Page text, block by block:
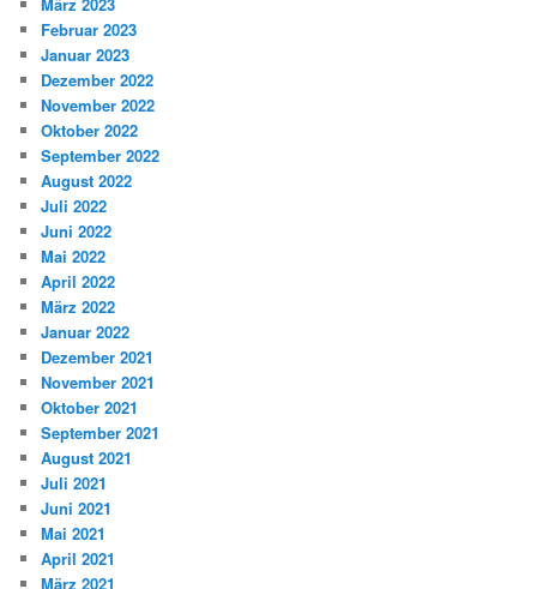
Februar 2023
Januar 2023
Dezember 2022
November 2022
Oktober 2022
September 2022
August 2022
Juli 2022
Juni 2022
Mai 2022
April 2022
März 2022
Januar 2022
Dezember 2021
November 2021
Oktober 2021
September 2021
August 2021
Juli 2021
Juni 2021
Mai 2021
April 2021
März 2021